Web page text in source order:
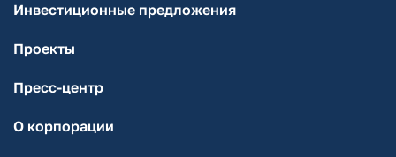
Инвестиционные предложения
Проекты
Пресс-центр
О корпорации